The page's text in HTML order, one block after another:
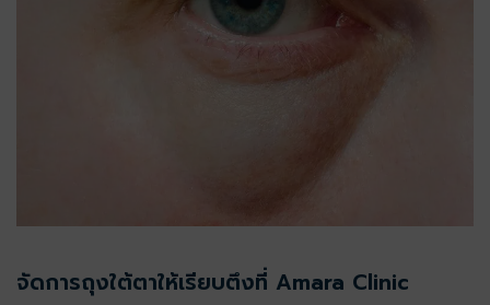
จัดการถุงใต้ตาให้เรียบตึงที่ Amara Clinic